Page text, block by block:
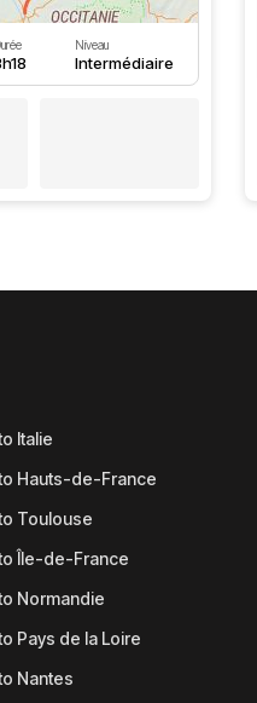
Niveau
Intermédiaire
Italie
Hauts-de-France
Toulouse
Île-de-France
Normandie
Pays de la Loire
Nantes